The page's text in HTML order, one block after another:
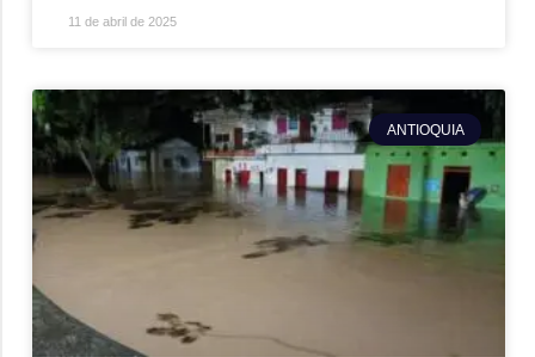
11 de abril de 2025
ANTIOQUIA